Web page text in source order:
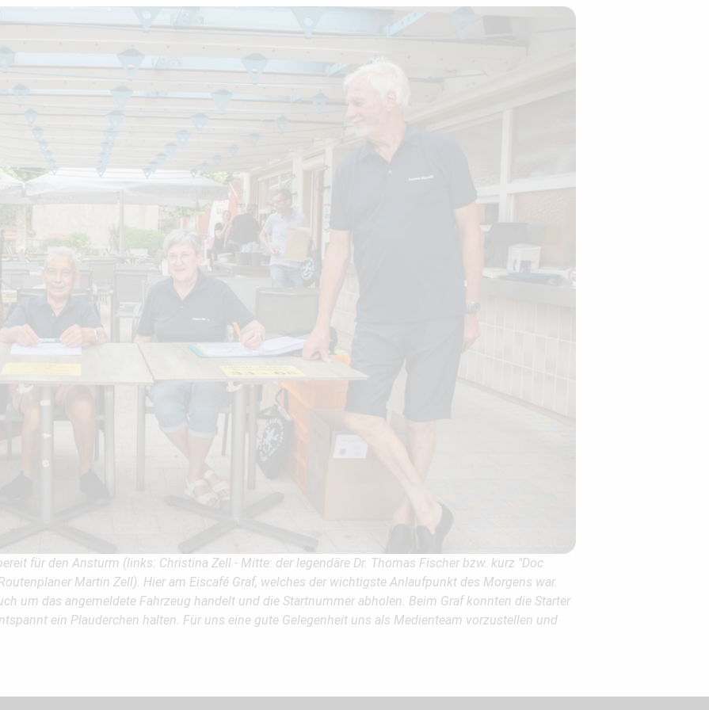
für den Ansturm (links: Christina Zell - Mitte: der legendäre Dr. Thomas Fischer bzw. kurz "Doc
Martin Zell). Hier am Eiscafé Graf, welches der wichtigste Anlaufpunkt des Morgens war.
um das angemeldete Fahrzeug handelt und die Startnummer abholen. Beim Graf konnten die Starter
ein Plauderchen halten. Für uns eine gute Gelegenheit uns als Medienteam vorzustellen und